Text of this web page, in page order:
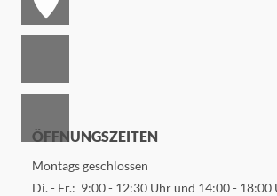
ÖFFNUNGSZEITEN
Montags geschlossen
Di. - Fr.: 9:00 - 12:30 Uhr und 14:00 - 18:00